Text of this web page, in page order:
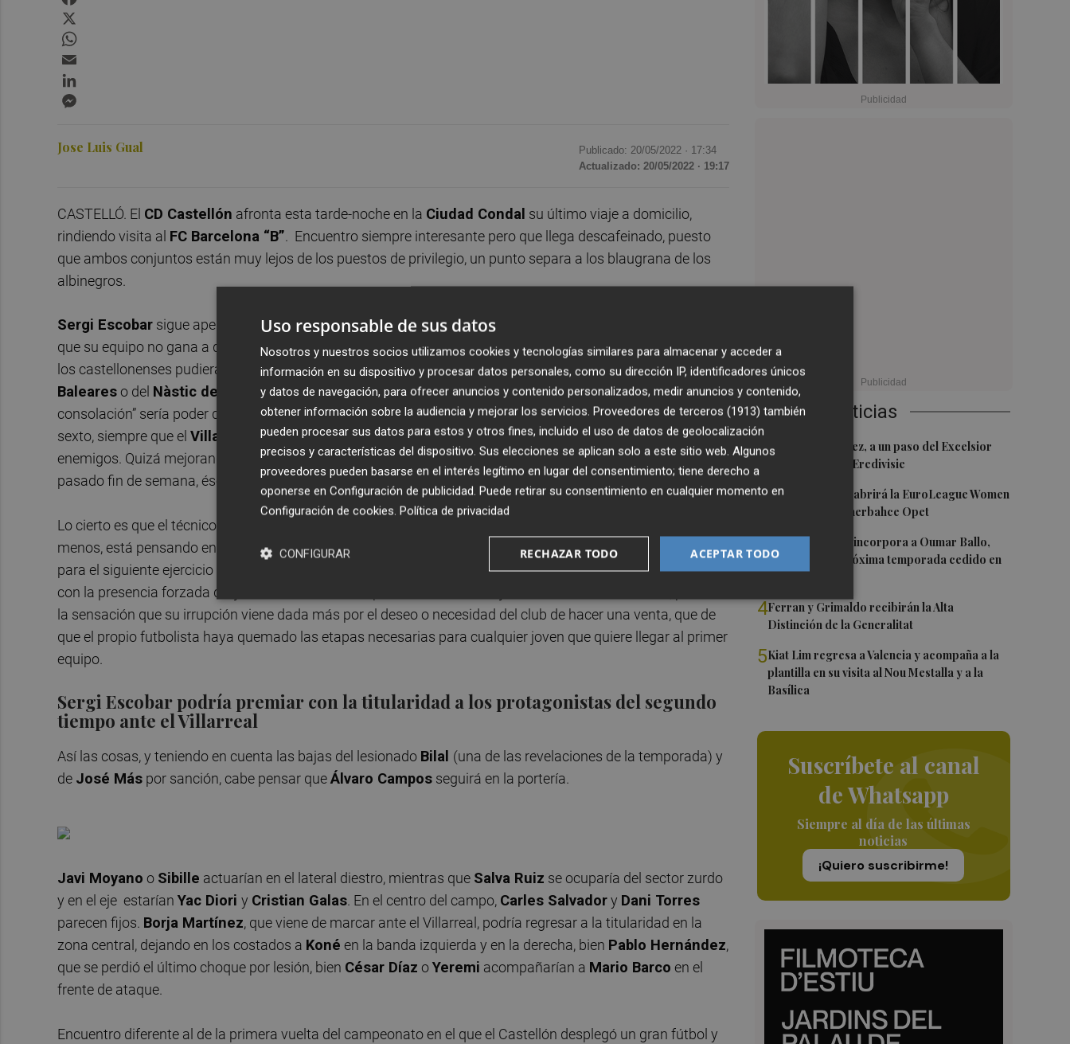
Últimas Noticias
1Mario Domínguez, a un paso del Excelsior
Róterdam de la Eredivisie
2 Valencia Basket abrirá la EuroLeague Women
en casa ante Fenerbahce Opet
3Valencia Basket incorpora a Oumar Ballo,
que jugará la próxima temporada cedido en
Galatasaray
4Ferran y Grimaldo recibirán la Alta
Distinción de la Generalitat
5Kiat Lim regresa a Valencia y acompaña a la
plantilla en su visita al Nou Mestalla y a la
Basílica
Suscríbete al canal
de Whatsapp
Siempre al día de las últimas
noticias
¡Quiero suscribirme!
Jose Luis Gual Publicado: 20/05/2022 · 17:34
Actualizado: 20/05/2022 · 19:17
CASTELLÓ. El CD Castellón afronta esta tarde-noche en la Ciudad Condal su último viaje a domicilio,
rindiendo visita al FC Barcelona “B”. Encuentro siempre interesante pero que llega descafeinado, puesto
que ambos conjuntos están muy lejos de los puestos de privilegio, un punto separa a los blaugrana de los
albinegros.
Sergi Escobar sigue apelando a las matemáticas y a la esperanza de que fallen los demás. El problema es
que su equipo no gana a domicilio desde el partido deSabadell(12 de marzo) y que en el supuesto de que
los castellonenses pudieran sumar los seis puntos que restan por disputarse, un sólo empate delAtlético
Baleares o del Nàstic de Tarragonaharía inútil ese supuesto/soñado sprint final. El premio “de
consolación” sería poder disputar la próxima campaña laCopa del Rey. Para ello sería necesario concluir
sexto, siempre que el Villarreal "B"fuera el único filial que accede al ‘play off’. Misma distancia, menos
enemigos. Quizá mejorando el rendimiento y exhibiendo el juego del segundo tiempo ante el filial amarillo el
pasado fin de semana, ése si sea un reto posible.
Lo cierto es que el técnico castellonense es consciente de que con dicho panorama, quien más y quien
menos, está pensando en la próxima temporada y, por tanto debe decidir entre aquellos con los que contaría
para el siguiente ejercicio liguero o con los que considera ideales para armar el mejor once posible. Todo ello
con la presencia forzada del juvenil
la sensación que su irrupción viene dada más por el deseo o necesidad del club de hacer una venta, que de
que el propio futbolista haya quemado las etapas necesarias para cualquier joven que quiere llegar al primer
equipo.
Sergi Escobar podría premiar con la titularidad a los protagonistas del segundo
tiempo ante el Villarreal
Así las cosas, y teniendo en cuenta las bajas del lesionado Bilal (una de las revelaciones de la temporada) y
de José Más por sanción, cabe pensar queÁlvaro Campos seguirá en la portería.
Javi Moyano o Sibille actuarían en el lateral diestro, mientras que Salva Ruiz se ocuparía del sector zurdo
y en el eje estarían Yac Diori y Cristian Galas. En el centro del campo, Carles Salvadory Dani Torres
parecen fijos. Borja Martínez, que viene de marcar ante el Villarreal, podría regresar a la titularidad en la
zona central, dejando en los costados a Koné en la banda izquierda y en la derecha, bien Pablo Hernández,
que se perdió el último choque por lesión, bien César Díaz oYeremi acompañarían a Mario Barco en el
frente de ataque.
Encuentro diferente al de la primera vuelta del campeonato en el que el Castellón desplegó un gran fútbol y
Uso responsable de sus datos
Nosotros y nuestros socios utilizamos cookies y tecnologías similares para almacenar y acceder a
información en su dispositivo y procesar datos personales, como su dirección IP, identificadores únicos
y datos de navegación, para ofrecer anuncios y contenido personalizados, medir anuncios y contenido,
obtener información sobre la audiencia y mejorar los servicios. Proveedores de terceros (1913) también
pueden procesar sus datos para estos y otros fines, incluido el uso de datos de geolocalización
precisos y características del dispositivo. Sus elecciones se aplican solo a este sitio web. Algunos
proveedores pueden basarse en el interés legítimo en lugar del consentimiento; tiene derecho a
oponerse en Configuración de publicidad. Puede retirar su consentimiento en cualquier momento en
Configuración de cookies. Política de privacidad
ACEPTAR TODO
RECHAZAR TODO
CONFIGURAR